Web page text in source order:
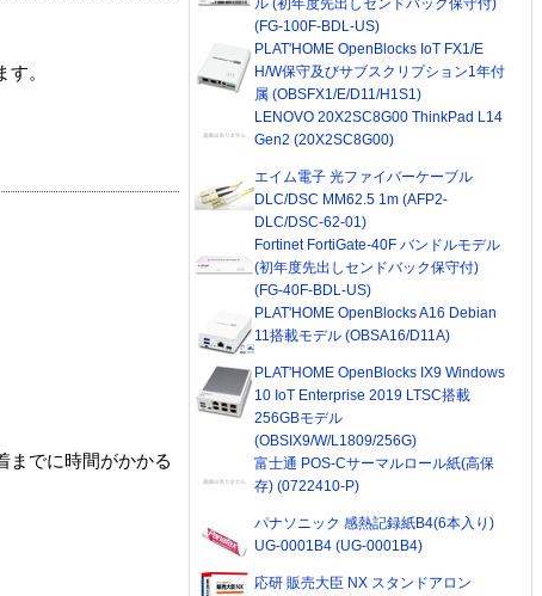
。
までに時間がかかる
ル (初年度先出しセンドバック保守付)
(FG-100F-BDL-US)
PLAT'HOME OpenBlocks IoT FX1/E
H/W保守及びサブスクリプション1年付
属 (OBSFX1/E/D11/H1S1)
LENOVO 20X2SC8G00 ThinkPad L14
Gen2 (20X2SC8G00)
エイム電子 光ファイバーケーブル
DLC/DSC MM62.5 1m (AFP2-
DLC/DSC-62-01)
Fortinet FortiGate-40F バンドルモデル
(初年度先出しセンドバック保守付)
(FG-40F-BDL-US)
PLAT'HOME OpenBlocks A16 Debian
11搭載モデル (OBSA16/D11A)
PLAT'HOME OpenBlocks IX9 Windows
10 IoT Enterprise 2019 LTSC搭載
256GBモデル
(OBSIX9/W/L1809/256G)
富士通 POS-Cサーマルロール紙(高保
存) (0722410-P)
パナソニック 感熱記録紙B4(6本入り)
UG-0001B4 (UG-0001B4)
応研 販売大臣 NX スタンドアロン